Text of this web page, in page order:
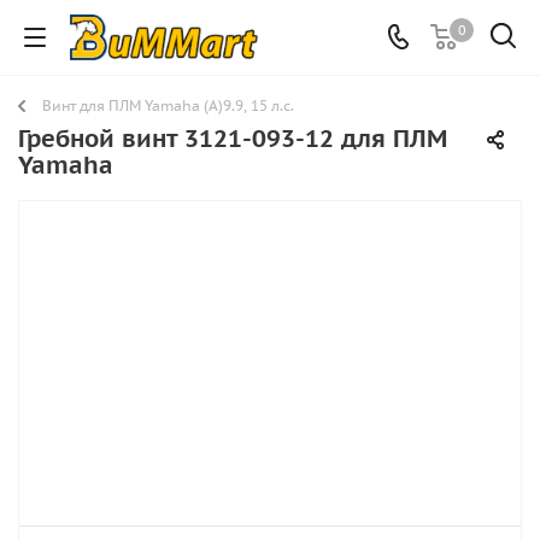
0
Винт для ПЛМ Yamaha (A)9.9, 15 л.с.
Гребной винт 3121-093-12 для ПЛМ
Yamaha